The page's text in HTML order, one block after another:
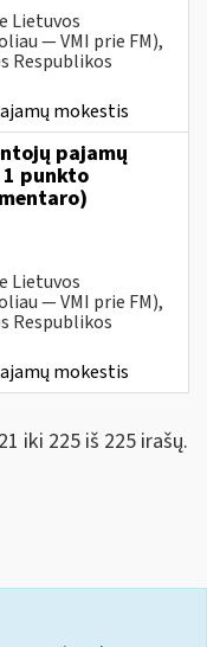
Lietuvos
— VMI prie FM),
Respublikos
mokestis
pajamų
punkto
Lietuvos
— VMI prie FM),
Respublikos
mokestis
iki 225 iš 225 irašų.